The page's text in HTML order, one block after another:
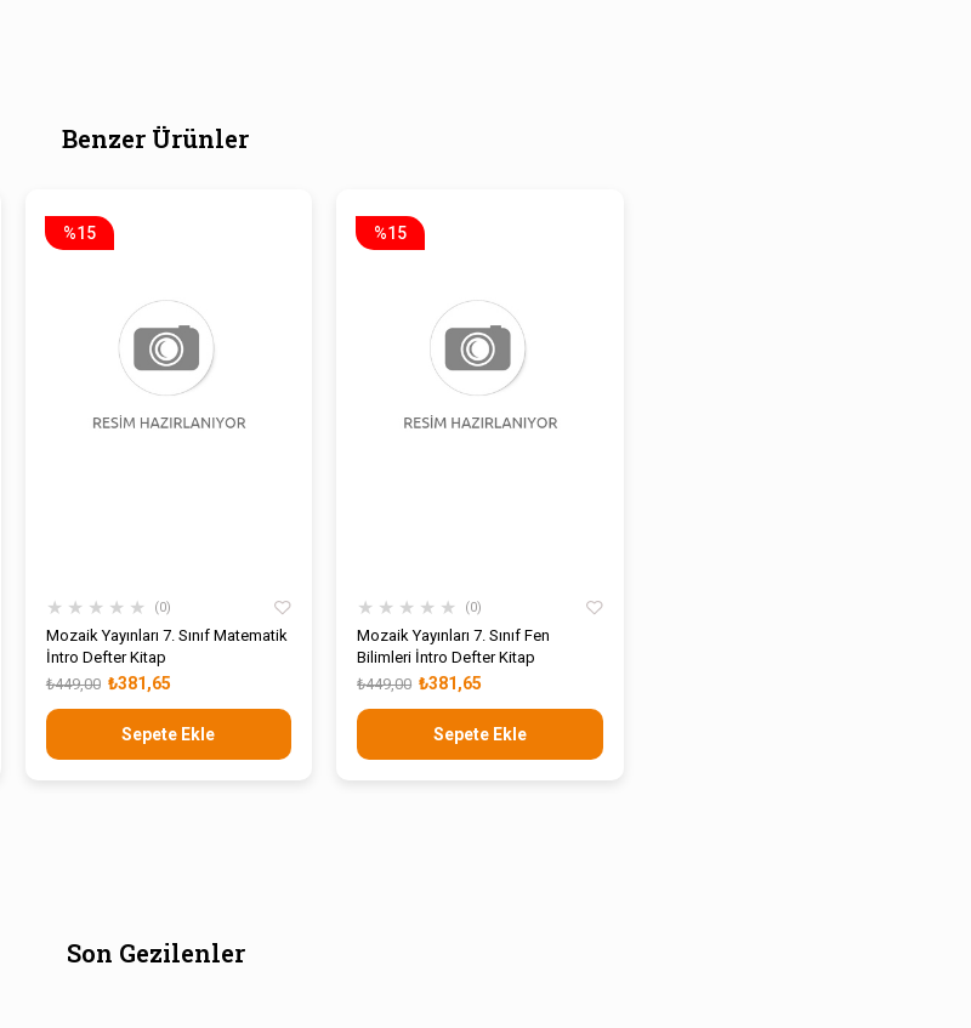
Benzer Ürünler
★ ★ ★ ★ ★ 0
Mozaik Yayınları 7. Sınıf Matematik
İntro Defter Kitap
₺381,65
₺449,00
Sepete Ekle
%15
★ ★ ★ ★ ★ 0
Mozaik Yayınları 7. Sınıf Fen
Bilimleri İntro Defter Kitap
₺381,65
₺449,00
Sepete Ekle
%15
Son Gezilenler